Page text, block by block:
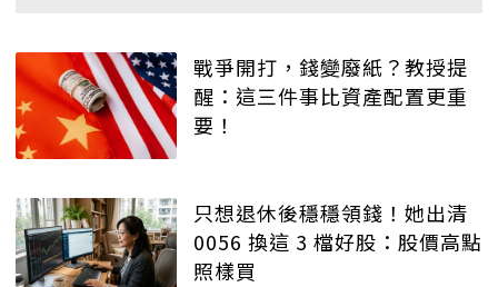
戰爭開打，錢變廢紙？教授提
醒：這三件事比資產配置更重
要！
只想退休後穩穩領錢！她出清
0056 換這 3 檔好股：股價高點
照樣買